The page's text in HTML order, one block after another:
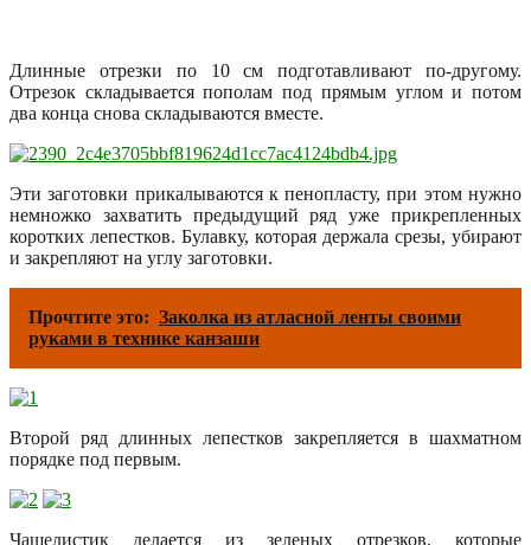
Длинные отрезки по 10 см подготавливают по-другому.
Отрезок складывается пополам под прямым углом и потом
два конца снова складываются вместе.
Эти заготовки прикалываются к пенопласту, при этом нужно
немножко захватить предыдущий ряд уже прикрепленных
коротких лепестков. Булавку, которая держала срезы, убирают
и закрепляют на углу заготовки.
Прочтите это: Заколка из атласной ленты своими
руками в технике канзаши
Второй ряд длинных лепестков закрепляется в шахматном
порядке под первым.
Чашелистик делается из зеленых отрезков, которые